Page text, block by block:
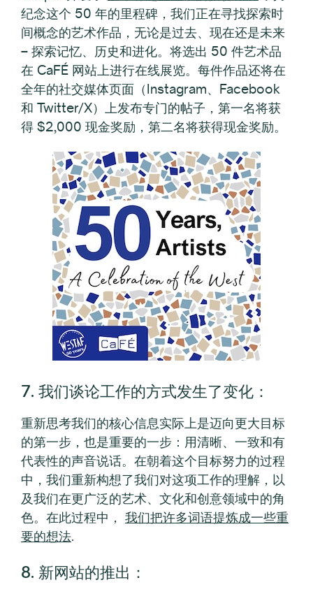
纪念这个 50 年的里程碑，我们正在寻找探索时
间概念的艺术作品，无论是过去、现在还是未来
– 探索记忆、历史和进化。将选出 50 件艺术品
在 CaFÉ 网站上进行在线展览。每件作品还将在
全年的社交媒体页面（Instagram、Facebook
和 Twitter/X）上发布专门的帖子，第一名将获
得 $2,000 现金奖励，第二名将获得现金奖励。
7. 我们谈论工作的方式发生了变化：
重新思考我们的核心信息实际上是迈向更大目标
的第一步，也是重要的一步：用清晰、一致和有
代表性的声音说话。在朝着这个目标努力的过程
中，我们重新构想了我们对这项工作的理解，以
及我们在更广泛的艺术、文化和创意领域中的角
色。在此过程中， 我们把许多词语提炼成一些重
要的想法.
8. 新网站的推出：